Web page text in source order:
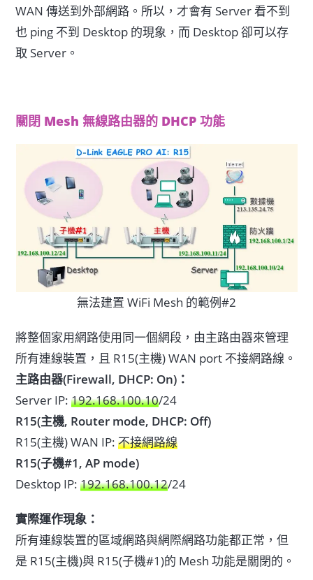
WAN 傳送到外部網路。所以，才會有 Server 看不到
也 ping 不到 Desktop 的現象，而 Desktop 卻可以存
取 Server。
關閉 Mesh 無線路由器的 DHCP 功能
無法建置 WiFi Mesh 的範例#2
將整個家用網路使用同一個網段，由主路由器來管理
所有連線裝置，且 R15(主機) WAN port 不接網路線。
主路由器(Firewall, DHCP: On)：
Server IP:192.168.100.10/24
R15(主機, Router mode, DHCP: Off)
R15(主機) WAN IP:不接網路線
R15(子機#1, AP mode)
Desktop IP:192.168.100.12/24
實際運作現象：
所有連線裝置的區域網路與網際網路功能都正常，但
是 R15(主機)與 R15(子機#1)的 Mesh 功能是關閉的。